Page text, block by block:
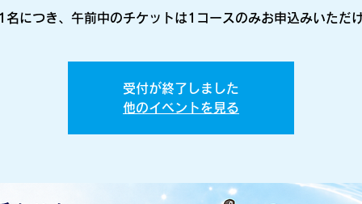
名につき、午前中のチケットは1コースのみお申込みいただ
受付が終了しました
他のイベントを見る